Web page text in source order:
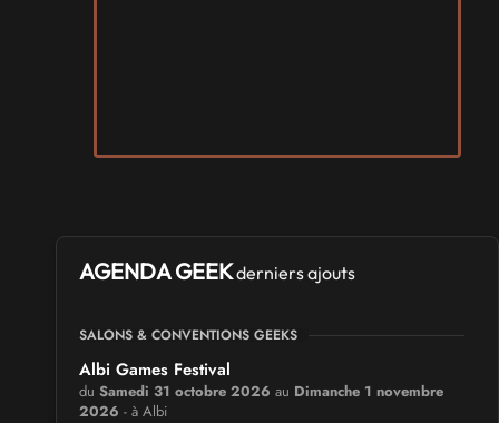
AGENDA GEEKderniers ajouts
SALONS & CONVENTIONS GEEKS
Albi Games Festival
du Samedi 31 octobre 2026 au Dimanche 1 novembre
2026 - à Albi